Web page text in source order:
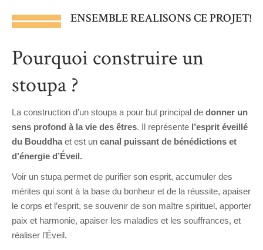
ENSEMBLE REALISONS CE PROJET!
Pourquoi construire un
stoupa ?
La construction d’un stoupa a pour but principal de donner un
sens profond à la vie des êtres. Il représente l’esprit éveillé
du Bouddha et est un canal puissant de bénédictions et
d’énergie d’Éveil.
Voir un stupa permet de purifier son esprit, accumuler des
mérites qui sont à la base du bonheur et de la réussite, apaiser
le corps et l’esprit, se souvenir de son maître spirituel, apporter
paix et harmonie, apaiser les maladies et les souffrances, et
réaliser l’Éveil.